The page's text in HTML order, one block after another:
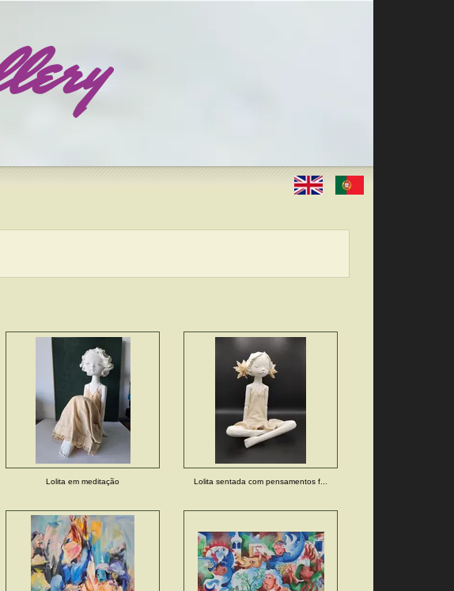
Lolita em meditação Lolita sentada com pensamentos f...